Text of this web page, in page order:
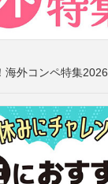
海外コンペ特集2026